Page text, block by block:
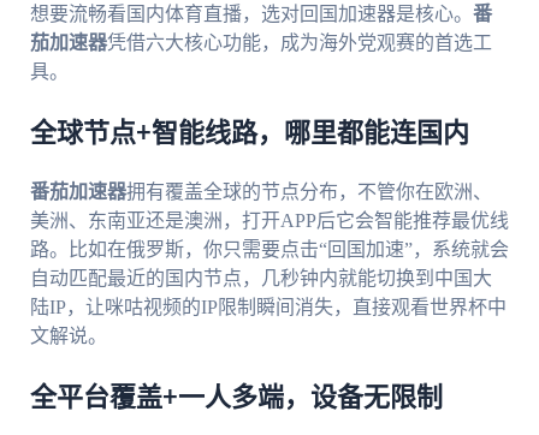
想要流畅看国内体育直播，选对回国加速器是核心。 番
茄加速器凭借六大核心功能，成为海外党观赛的首选工
具。
全球节点+智能线路，哪里都能连国内
番茄加速器拥有覆盖全球的节点分布，不管你在欧洲、
美洲、东南亚还是澳洲，打开APP后它会智能推荐最优线
路。比如在俄罗斯，你只需要点击“回国加速”，系统就会
自动匹配最近的国内节点，几秒钟内就能切换到中国大
陆IP，让咪咕视频的IP限制瞬间消失，直接观看世界杯中
文解说。
全平台覆盖+一人多端，设备无限制